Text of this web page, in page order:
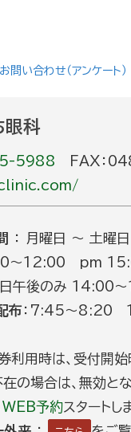
お問い合わせ（アンケート）
眼科
5988
FAX：
： 月曜日 ～ 土曜日
～12:00 pm
後のみ 14:00～
布：7:45～8:20
利用時は、受付開始
の場合は、無効とな
WEB予約スタートし